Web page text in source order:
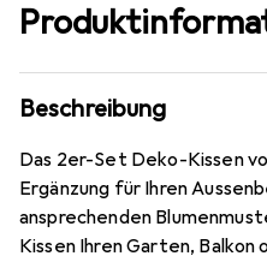
Beschreibung
Das 2er-Set Deko-Kissen
Ergänzung für Ihren
ansprechenden
Kissen Ihren Garten, Balkon